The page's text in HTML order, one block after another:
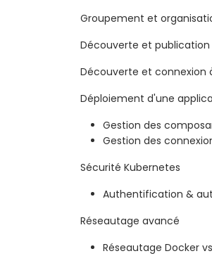
Groupement et
Découverte et publication
Découverte et connexion
Déploiement d'une
Gestion des
Gestion des
Sécurité Kubernetes
Authentification &
Réseautage avancé
Réseautage Docker